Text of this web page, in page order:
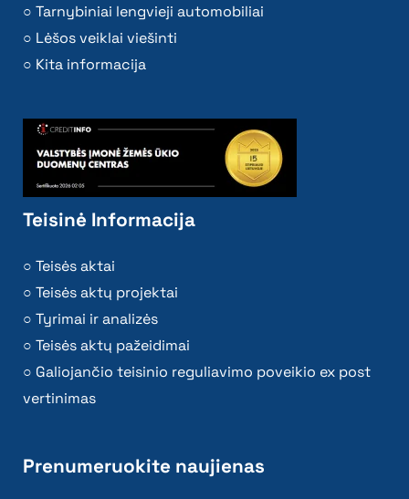
Tarnybiniai lengvieji automobiliai
Lėšos veiklai viešinti
Kita informacija
Teisinė Informacija
Teisės aktai
Teisės aktų projektai
Tyrimai ir analizės
Teisės aktų pažeidimai
Galiojančio teisinio reguliavimo poveikio ex post
vertinimas
Prenumeruokite naujienas